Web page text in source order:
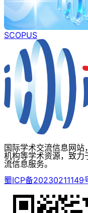
SCOPUS
国际学术交流信息网
机构等学术资源，致力
流信息服务。
蜀ICP备20230211149